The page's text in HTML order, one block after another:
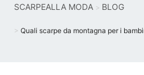
SCARPEALLA MODA BLOG
Quali scarpe da montagna per i